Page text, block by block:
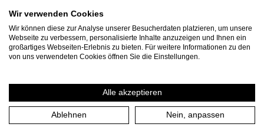
Kontakt
Presse Download
Wir verwenden Cookies
Wir können diese zur Analyse unserer Besucherdaten platzieren, um unsere
Webseite zu verbessern, personalisierte Inhalte anzuzeigen und Ihnen ein
großartiges Webseiten-Erlebnis zu bieten. Für weitere Informationen zu den
von uns verwendeten Cookies öffnen Sie die Einstellungen.
Alle akzeptieren
Ablehnen Nein, anpassen